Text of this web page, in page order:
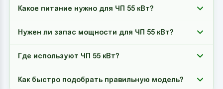
Какое питание нужно для ЧП 55 кВт?
Нужен ли запас мощности для ЧП 55 кВт?
Где используют ЧП 55 кВт?
Как быстро подобрать правильную модель?